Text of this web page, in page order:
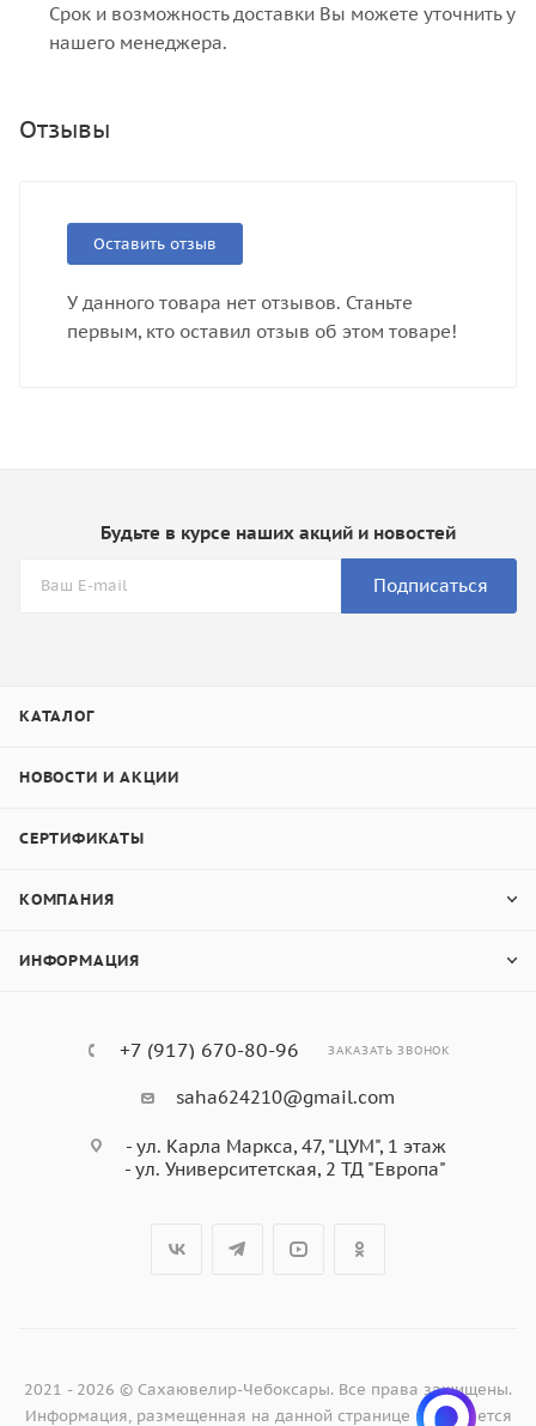
Срок и возможность доставки Вы можете уточнить у
нашего менеджера.
Отзывы
Оставить отзыв
У данного товара нет отзывов. Станьте
первым, кто оставил отзыв об этом товаре!
Будьте в курсе наших акций и новостей
Подписаться
КАТАЛОГ
НОВОСТИ И АКЦИИ
СЕРТИФИКАТЫ
КОМПАНИЯ
ИНФОРМАЦИЯ
+7 (917) 670-80-96 ЗАКАЗАТЬ ЗВОНОК
saha624210@gmail.com
- ул. Карла Маркса, 47, "ЦУМ", 1 этаж
- ул. Университетская, 2 ТД "Европа"
2021 - 2026 © Сахаювелир-Чебоксары. Все права защищены.
Информация, размещенная на данной странице не является